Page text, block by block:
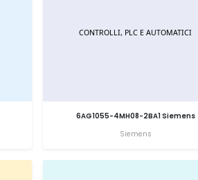
6AG1055-4MH08-2BA1 Siemens
Siemens